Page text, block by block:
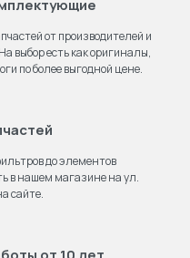
от производителей и
выбор есть как оригиналы,
по более выгодной цене.
до элементов
в нашем магазине на ул.
сайте.